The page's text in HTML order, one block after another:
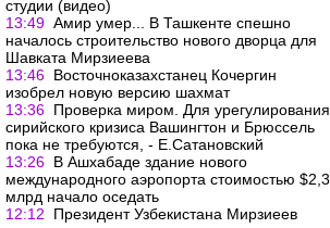
студии (видео)
13:49 Амир умер... В Ташкенте спешно
началось строительство нового дворца для
Шавката Мирзиеева
13:46 Восточноказахстанец Кочергин
изобрел новую версию шахмат
13:36 Проверка миром. Для урегулирования
сирийского кризиса Вашингтон и Брюссель
пока не требуются, - Е.Сатановский
13:26 В Ашхабаде здание нового
международного аэропорта стоимостью $2,3
млрд начало оседать
12:12
Президент Узбекистана Мирзиеев